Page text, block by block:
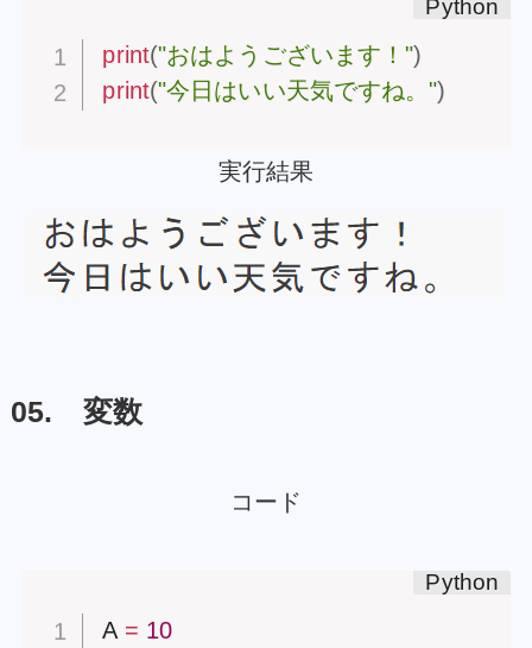
print("おはようございます！")
print("今日はいい天気ですね。")
実行結果
05. 変数
コード
A = 10